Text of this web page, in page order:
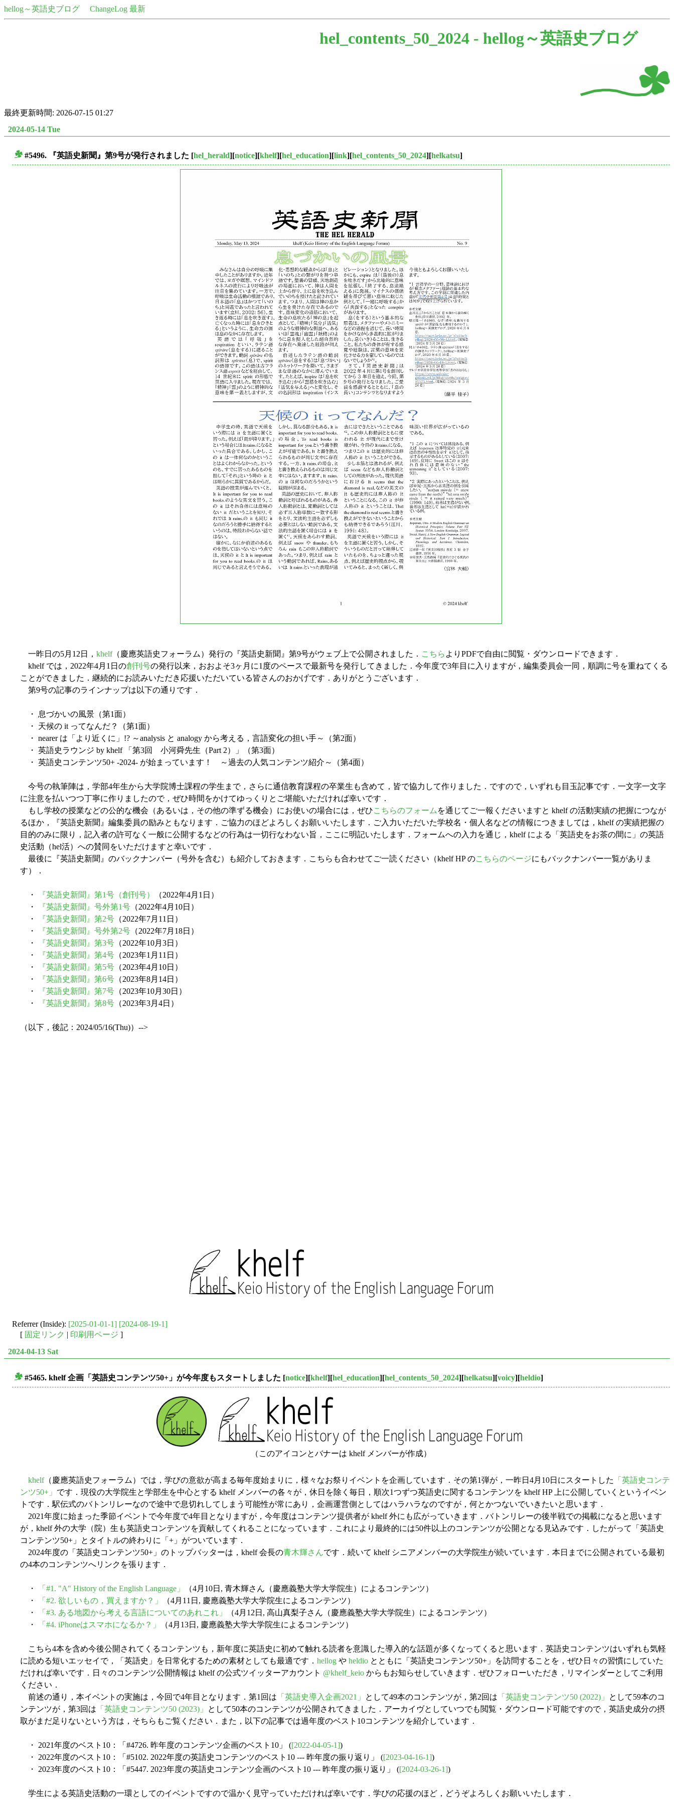
hellog～英語史ブログ ChangeLog 最新
hel_contents_50_2024 - hellog～英語史ブログ
最終更新時間: 2026-07-15 01:27
2024-05-14 Tue
#5496. 『英語史新聞』第9号が発行されました [hel_herald][notice][khelf][hel_education][link][hel_contents_50_2024][helkatsu]
一昨日の5月12日， khelf（慶應英語史フォーラム）発行の『英語史新聞』第9号がウェブ上で公開されました． こちら よりPDFで自由に閲覧・ダウンロードできます．
khelf では，2022年4月1日の創刊号の発行以来，おおよそ3ヶ月に1度のペースで最新号を発行してきました．今年度で3年目に入りますが，編集委員会一同，順調に号を重ねてくる
ことができました．継続的にお読みいただき応援いただいている皆さんのおかげです．ありがとうございます．
第9号の記事のラインナップは以下の通りです．
・ 息づかいの風景（第1面）
・ 天候の it ってなんだ？（第1面）
・ nearer は「より近くに」!? ～analysis と analogy から考える，言語変化の担い手～（第2面）
・ 英語史ラウンジ by khelf 「第3回 小河舜先生（Part 2）」（第3面）
・ 英語史コンテンツ50+ -2024- が始まっています！ ～過去の人気コンテンツ紹介～（第4面）
今号の執筆陣は，学部4年生から大学院博士課程の学生まで，さらに通信教育課程の卒業生も含めて，皆で協力して作りました．ですので，いずれも目玉記事です．一文字一文字
に注意を払いつつ丁寧に作りましたので，ぜひ時間をかけてゆっくりとご堪能いただければ幸いです．
もし学校の授業などの公的な機会（あるいは，その他の準ずる機会）にお使いの場合には，ぜひこちらのフォーム を通じてご一報くださいますと khelf の活動実績の把握につなが
るほか，『英語史新聞』編集委員の励みともなります．ご協力のほどよろしくお願いいたします．ご入力いただいた学校名・個人名などの情報につきましては，khelf の実績把握の
目的のみに限り，記入者の許可なく一般に公開するなどの行為は一切行なわない旨，ここに明記いたします．フォームへの入力を通じ，khelf による「英語史をお茶の間に」の英語
史活動（hel活）への賛同をいただけますと幸いです．
最後に『英語史新聞』のバックナンバー（号外を含む）も紹介しておきます．こちらも合わせてご一読ください（khelf HP のこちらのページにもバックナンバー一覧がありま
す）．
・ 『英語史新聞』第1号（創刊号）
（2022年4月1日）
・
『英語史新聞』号外第1号 （2022年4月10日）
・
『英語史新聞』第2号 （2022年7月11日）
・
『英語史新聞』号外第2号 （2022年7月18日）
・
『英語史新聞』第3号 （2022年10月3日）
・
『英語史新聞』第4号 （2023年1月11日）
・
『英語史新聞』第5号 （2023年4月10日）
・
『英語史新聞』第6号 （2023年8月14日）
・
『英語史新聞』第7号 （2023年10月30日）
・
『英語史新聞』第8号 （2023年3月4日）
（以下，後記：2024/05/16(Thu)）-->
Referrer (Inside): [2025-01-01-1] [2024-08-19-1]
[ 固定リンク | 印刷用ページ ]
2024-04-13 Sat
#5465. khelf 企画「英語史コンテンツ50+」が今年度もスタートしました [notice][khelf][hel_education][hel_contents_50_2024][helkatsu][voicy][heldio]
（このアイコンとバナーは khelf メンバーが作成）
khelf（慶應英語史フォーラム）では，学びの意欲が高まる毎年度始まりに，様々なお祭りイベントを企画しています．その第1弾が，一昨日4月10日にスタートした
「英語史コンテ
ンツ50+」 です．現役の大学院生と学部生を中心とする khelf メンバーの各々が，休日を除く毎日，順次1つずつ英語史に関するコンテンツを khelf HP 上に公開していくというイベン
トです．駅伝式のバトンリレーなので途中で息切れしてしまう可能性が常にあり，企画運営側としてはハラハラなのですが，何とかつないでいきたいと思います．
2021年度に始まった季節イベントで今年度で4年目となりますが，今年度はコンテンツ提供者が khelf 外にも広がっていきます．バトンリレーの後半戦での掲載になると思います
が，khelf 外の大学（院）生も英語史コンテンツを貢献してくれることになっています．これにより最終的には50件以上のコンテンツが公開となる見込みです．したがって「英語史
コンテンツ50+」とタイトルの終わりに「+」がついています．
2024年度の「英語史コンテンツ50+」のトップバッターは，khelf 会長の青木輝さんです．続いて khelf シニアメンバーの大学院生が続いています．本日までに公開されている最初
の4本のコンテンツへリンクを張ります．
・ 「#1. "A" History of the English Language」
（4月10日, 青木輝さん（慶應義塾大学大学院生）によるコンテンツ）
・
「#2. 欲しいもの，買えますか？」
（4月11日, 慶應義塾大学大学院生によるコンテンツ）
・
「#3. ある地図から考える言語についてのあれこれ」
（4月12日, 高山真梨子さん（慶應義塾大学大学院生）によるコンテンツ）
・
「#4. iPhoneはスマホになるか？」 （4月13日, 慶應義塾大学大学院生によるコンテンツ）
こちら4本を含め今後公開されてくるコンテンツも，新年度に英語史に初めて触れる読者を意識した導入的な話題が多くなってくると思います．英語史コンテンツはいずれも気軽
に読める短いエッセイで，「英語史」を日常化するための素材としても最適です． hellog や heldio とともに「英語史コンテンツ50+」を訪問することを，ぜひ日々の習慣にしていた
だければ幸いです．日々のコンテンツ公開情報は khelf の公式ツイッターアカウント @khelf_keio からもお知らせしていきます．ぜひフォローいただき，リマインダーとしてご利用
ください．
前述の通り，本イベントの実施は，今回で4年目となります．第1回は 「英語史導入企画2021」 として49本のコンテンツが，第2回は 「英語史コンテンツ50 (2022)」
として59本のコ
ンテンツが，第3回は 「英語史コンテンツ50 (2023)」
として50本のコンテンツが公開されてきました．アーカイヴとしていつでも閲覧・ダウンロード可能ですので，英語史成分の摂
取がまだ足りないという方は，そちらもご覧ください．また，以下の記事では過年度のベスト10コンテンツを紹介しています．
・ 2021年度のベスト10：「#4726. 昨年度のコンテンツ企画のベスト10」 ([2022-04-05-1])
・ 2022年度のベスト10：「#5102. 2022年度の英語史コンテンツのベスト10 --- 昨年度の振り返り」 ([2023-04-16-1])
・ 2023年度のベスト10：「#5447. 2023年度の英語史コンテンツ企画のベスト10 --- 昨年度の振り返り」 ([2024-03-26-1])
学生による英語史活動の一環としてのイベントですので温かく見守っていただければ幸いです．学びの応援のほど，どうぞよろしくお願いいたします．